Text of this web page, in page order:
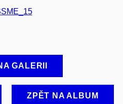
GALERII
ZPĚT NA ALBUM